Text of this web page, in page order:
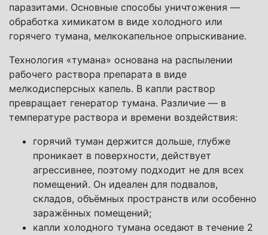
паразитами. Основные способы уничтожения —
обработка химикатом в виде холодного или
горячего тумана, мелкокапельное опрыскивание.
Технология «тумана» основана на распылении
рабочего раствора препарата в виде
мелкодисперсных капель. В капли раствор
превращает генератор тумана. Различие — в
температуре раствора и времени воздействия:
горячий туман держится дольше, глубже
проникает в поверхности, действует
агрессивнее, поэтому подходит не для всех
помещений. Он идеален для подвалов,
складов, объёмных пространств или особенно
заражённых помещений;
капли холодного тумана оседают в течение 2